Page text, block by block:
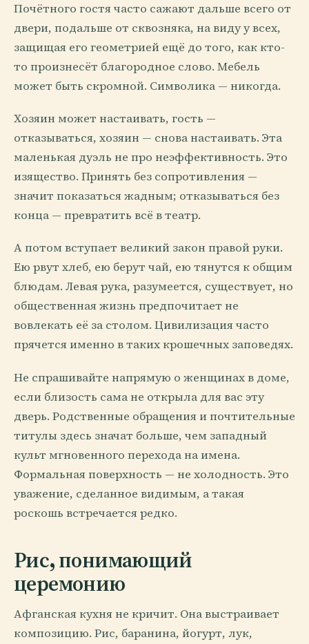
Почётного гостя часто сажают дальше всего от
двери, подальше от сквозняка, на виду у всех,
защищая его геометрией ещё до того, как кто-
то произнесёт благородное слово. Мебель
может быть скромной. Символика — никогда.
Хозяин может настаивать, гость —
отказываться, хозяин — снова настаивать. Эта
маленькая дуэль не про неэффективность. Это
изящество. Принять без сопротивления —
значит показаться жадным; отказываться без
конца — превратить всё в театр.
А потом вступает великий закон правой руки.
Ею рвут хлеб, ею берут чай, ею тянутся к общим
блюдам. Левая рука, разумеется, существует, но
общественная жизнь предпочитает не
вовлекать её за столом. Цивилизация часто
прячется именно в таких крошечных заповедях.
Не спрашивайте напрямую о женщинах в доме,
если близость сама не открыла для вас эту
дверь. Родственные обращения и почтительные
титулы здесь значат больше, чем западный
культ мгновенного перехода на имена.
Формальная поверхность — не холодность. Это
уважение, сделанное видимым, а такая
роскошь встречается редко.
Рис, понимающий
церемонию
Афганская кухня не кричит. Она выстраивает
композицию. Рис, баранина, йогурт, лук,